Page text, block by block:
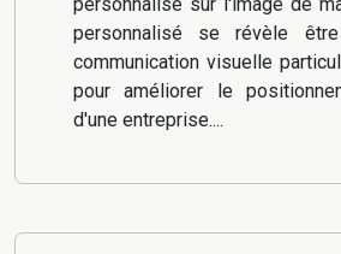
personnalisé se révèle
communication visuelle
pour améliorer le
d'une entreprise....